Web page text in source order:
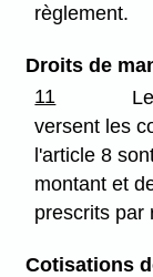
règlement.
Droits de
11
versent les
l'article 8
montant et
prescrits par
Cotisations